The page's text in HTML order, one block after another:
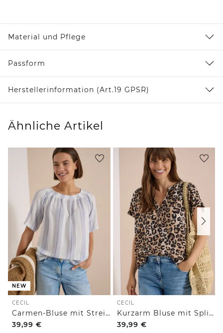
Material und Pflege
Passform
Herstellerinformation (Art.19 GPSR)
Ähnliche Artikel
NEW
CECIL
Carmen-Bluse mit Streifenmuster
39,99 €
CECIL
Kurzarm Bluse mit Split Neck und Leo-Print
39,99 €